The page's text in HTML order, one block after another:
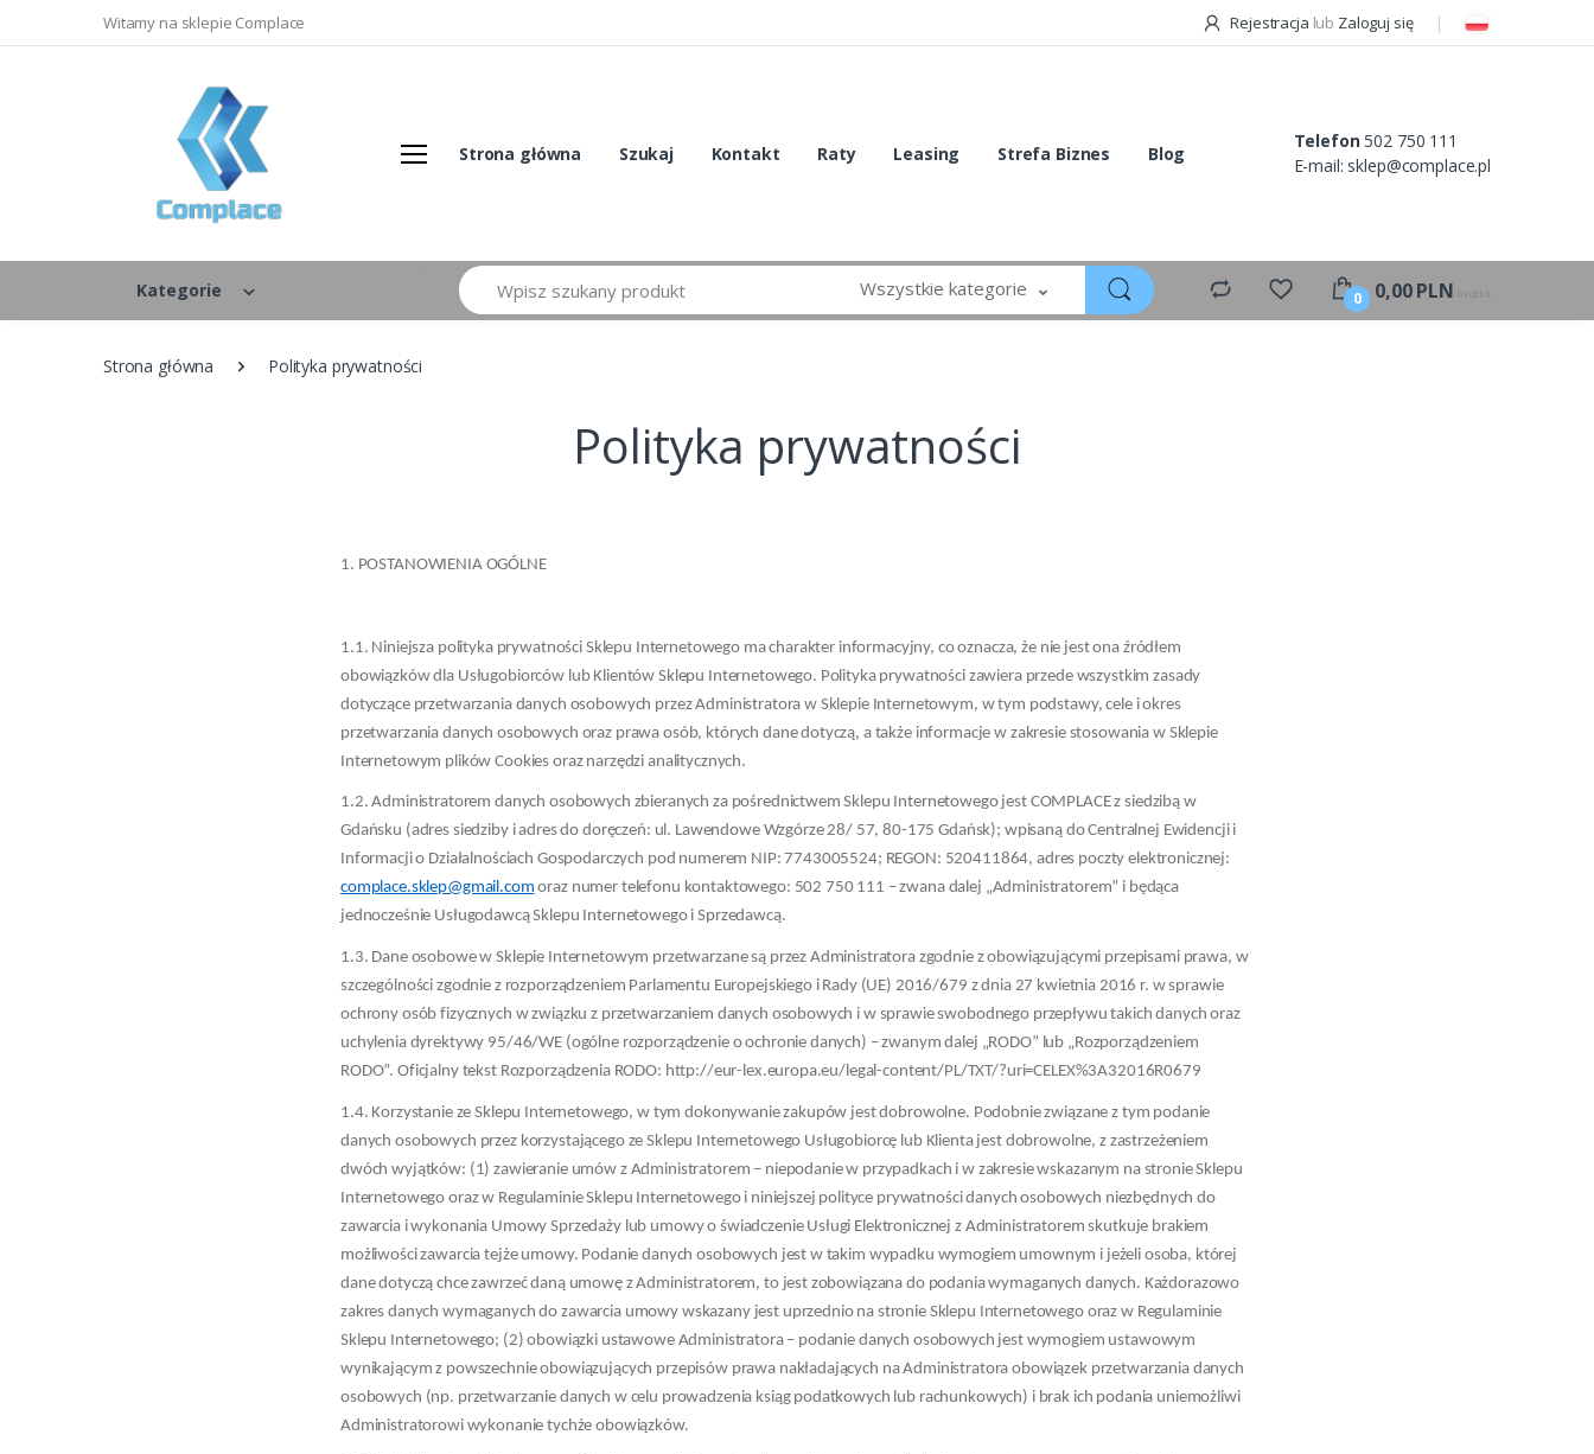
Witamy na sklepie Complace Rejestracja lub Zaloguj się
Strona główna Szukaj Kontakt Raty Leasing Strefa Biznes Blog
Telefon 502 750 111
E-mail: sklep@complace.pl
Kategorie
Szukaj Wszystkie kategorie 0 0,00PLN
Strona główna Polityka prywatności
Polityka prywatności
1. POSTANOWIENIA OGÓLNE
1.1. Niniejsza polityka prywatności Sklepu Internetowego ma charakter informacyjny, co oznacza, że nie jest ona źródłem
obowiązków dla Usługobiorców lub Klientów Sklepu Internetowego. Polityka prywatności zawiera przede wszystkim zasady
dotyczące przetwarzania danych osobowych przez Administratora w Sklepie Internetowym, w tym podstawy, cele i okres
przetwarzania danych osobowych oraz prawa osób, których dane dotyczą, a także informacje w zakresie stosowania w Sklepie
Internetowym plików Cookies oraz narzędzi analitycznych.
1.2. Administratorem danych osobowych zbieranych za pośrednictwem Sklepu Internetowego jest COMPLACE z siedzibą w
Gdańsku (adres siedziby i adres do doręczeń: ul. Lawendowe Wzgórze 28/ 57, 80-175 Gdańsk); wpisaną do Centralnej Ewidencji i
Informacji o Działalnościach Gospodarczych pod numerem NIP: 7743005524; REGON: 520411864, adres poczty elektronicznej:
complace.sklep@gmail.com oraz numer telefonu kontaktowego: 502 750 111 – zwana dalej „Administratorem” i będąca
jednocześnie Usługodawcą Sklepu Internetowego i Sprzedawcą.
1.3. Dane osobowe w Sklepie Internetowym przetwarzane są przez Administratora zgodnie z obowiązującymi przepisami prawa, w
szczególności zgodnie z rozporządzeniem Parlamentu Europejskiego i Rady (UE) 2016/679 z dnia 27 kwietnia 2016 r. w sprawie
ochrony osób fizycznych w związku z przetwarzaniem danych osobowych i w sprawie swobodnego przepływu takich danych oraz
uchylenia dyrektywy 95/46/WE (ogólne rozporządzenie o ochronie danych) – zwanym dalej „RODO” lub „Rozporządzeniem
RODO”. Oficjalny tekst Rozporządzenia RODO: http://eur-lex.europa.eu/legal-content/PL/TXT/?uri=CELEX%3A32016R0679
1.4. Korzystanie ze Sklepu Internetowego, w tym dokonywanie zakupów jest dobrowolne. Podobnie związane z tym podanie
danych osobowych przez korzystającego ze Sklepu Internetowego Usługobiorcę lub Klienta jest dobrowolne, z zastrzeżeniem
dwóch wyjątków: (1) zawieranie umów z Administratorem – niepodanie w przypadkach i w zakresie wskazanym na stronie Sklepu
Internetowego oraz w Regulaminie Sklepu Internetowego i niniejszej polityce prywatności danych osobowych niezbędnych do
zawarcia i wykonania Umowy Sprzedaży lub umowy o świadczenie Usługi Elektronicznej z Administratorem skutkuje brakiem
możliwości zawarcia tejże umowy. Podanie danych osobowych jest w takim wypadku wymogiem umownym i jeżeli osoba, której
dane dotyczą chce zawrzeć daną umowę z Administratorem, to jest zobowiązana do podania wymaganych danych. Każdorazowo
zakres danych wymaganych do zawarcia umowy wskazany jest uprzednio na stronie Sklepu Internetowego oraz w Regulaminie
Sklepu Internetowego; (2) obowiązki ustawowe Administratora – podanie danych osobowych jest wymogiem ustawowym
wynikającym z powszechnie obowiązujących przepisów prawa nakładających na Administratora obowiązek przetwarzania danych
osobowych (np. przetwarzanie danych w celu prowadzenia ksiąg podatkowych lub rachunkowych) i brak ich podania uniemożliwi
Administratorowi wykonanie tychże obowiązków.